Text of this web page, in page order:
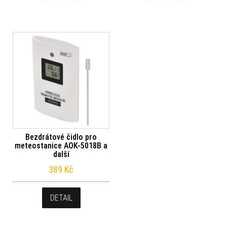
Bezdrátové čidlo pro
meteostanice AOK-5018B a
další
389 Kč
DETAIL